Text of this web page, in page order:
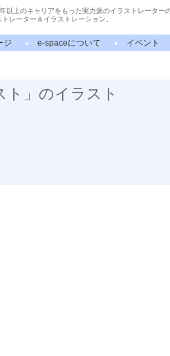
以上のキャリアをもった実力派のイラストレーター
レーター＆イラストレーション。
ジ e-spaceについて イベント
ト」のイラスト